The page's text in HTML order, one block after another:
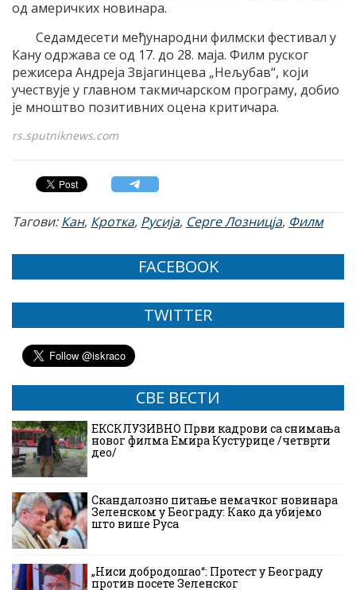
од америчких новинара.
Седамдесети међународни филмски фестивал у
Кану одржава се од 17. до 28. маја. Филм руског
режисера Андреја Звјагинцева „Нељубав“, који
учествује у главном такмичарском програму, добио
је мноштво позитивних оцена критичара.
rs.sputniknews.com
Тагови:Кан, Кротка, Русија, Серге Лозницја, Филм
FACEBOOK
TWITTER
СВЕ ВЕСТИ
ЕКСКЛУЗИВНО Први кадрови са снимања
новог филма Емира Кустурице /четврти
део/
Скандалозно питање немачког новинара
Зеленском у Београду: Како да убијемо
што више Руса
„Ниси добродошао“: Протест у Београду
против посете Зеленског